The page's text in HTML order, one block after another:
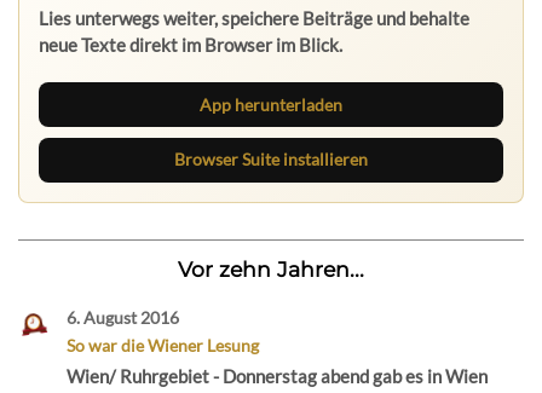
Lies unterwegs weiter, speichere Beiträge und behalte
neue Texte direkt im Browser im Blick.
App herunterladen
Browser Suite installieren
Vor zehn Jahren...
6. August 2016
So war die Wiener Lesung
Wien/ Ruhrgebiet - Donnerstag abend gab es in Wien